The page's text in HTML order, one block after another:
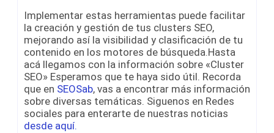
Implementar estas herramientas puede facilitar
la creación y gestión de tus clusters SEO,
mejorando así la visibilidad y clasificación de tu
contenido en los motores de búsqueda.Hasta
acá llegamos con la información sobre «Cluster
SEO» Esperamos que te haya sido útil. Recorda
que en SEOSab, vas a encontrar más información
sobre diversas temáticas. Siguenos en Redes
sociales para enterarte de nuestras noticias
desde aquí.